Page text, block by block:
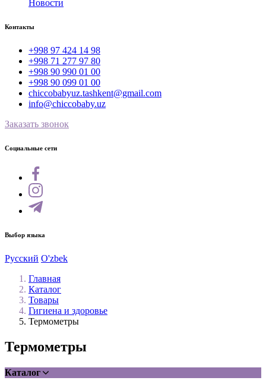
Новости
Контакты
+998 97 424 14 98
+998 71 277 97 80
+998 90 990 01 00
+998 90 099 01 00
chiccobabyuz.tashkent@gmail.com
info@chiccobaby.uz
Заказать звонок
Социальные сети
Выбор языка
Русский O'zbek
Главная
Каталог
Товары
Гигиена и здоровье
Термометры
Термометры
Каталог